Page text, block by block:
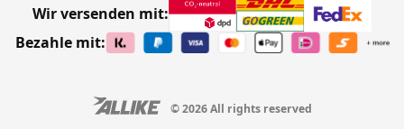
Wir versenden mit:
Bezahle mit:
© 2026 All rights reserved